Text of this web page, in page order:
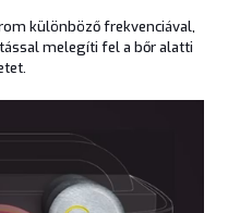
különböző frekvenciával,
melegíti fel a bőr alatti